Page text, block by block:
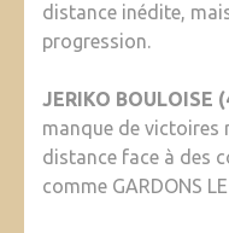
distance inédite,
progression.
JERIKO BOULOISE
manque de victoires
distance face à des
comme GARDONS LE